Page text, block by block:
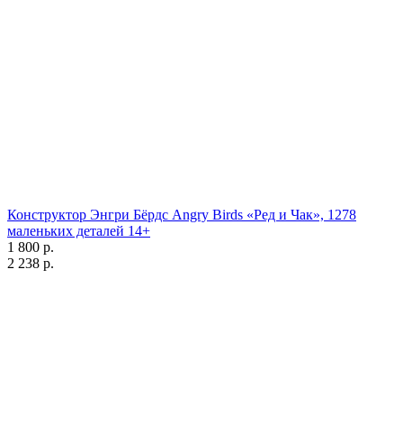
Конструктор Энгри Бёрдс Angry Birds «Ред и Чак», 1278
маленьких деталей 14+
1 800 р.
2 238 р.